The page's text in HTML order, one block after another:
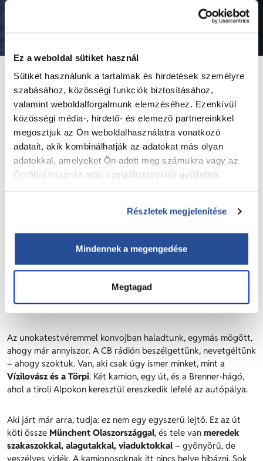
Ez a weboldal sütiket használ
Sütiket használunk a tartalmak és hirdetések személyre
szabásához, közösségi funkciók biztosításához,
valamint weboldalforgalmunk elemzéséhez. Ezenkívül
közösségi média-, hirdető- és elemező partnereinkkel
megosztjuk az Ön weboldalhasználatra vonatkozó
adatait, akik kombinálhatják az adatokat más olyan
adatokkal, amelyeket Ön adott meg számukra vagy az
Ön által használt más szolgáltatásokból gyűjtöttek.
Részletek megjelenítése
Mindennek a megengedése
Megtagad
gyönyörű és kiszámíthatatlan. A kamionosok jól ismerik ezt
az érzést: amikor a táj lélegzetelállító, de közben minden
porcikáddal érzed, hogy itt a természet diktál, és neked csak
alkalmazkodni lehet. Egy-egy ilyen út nemcsak fuvar, hanem
emlékeztető arra, milyen vékony a határ a rutin és a
kiszolgáltatottság között.
Az unokatestvéremmel konvojban haladtunk, egymás mögött,
ahogy már annyiszor. A CB rádión beszélgettünk, nevetgéltünk
– ahogy szoktuk. Van, aki csak úgy ismer minket, mint a
Vízilovász és a Törpi. Két kamion, egy út, és a Brenner-hágó,
ahol a tiroli Alpokon keresztül ereszkedik lefelé az autópálya.
Aki járt már arra, tudja: ez nem egy egyszerű lejtő. Ez az út
köti össze Münchent Olaszországgal, és tele van meredek
szakaszokkal, alagutakkal, viaduktokkal – gyönyörű, de
veszélyes vidék. A kamionosoknak itt nincs helye hibázni. Sok